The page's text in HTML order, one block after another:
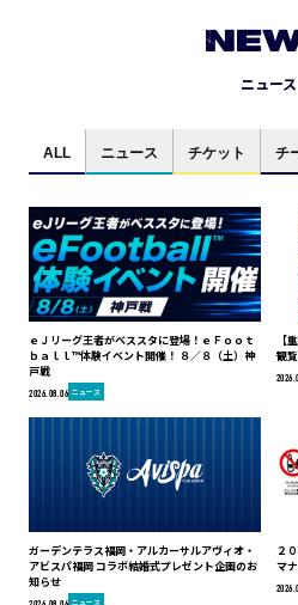
ニュース
ALL ニュース チケット チ
ｅＪリーグ王者がベススタに登場！ｅＦｏｏｔ
ｂａｌｌ™体験イベント開催！ ８／８（土）神
戸戦
2026.08.06 ニュース
【
観
ガーデンテラス福岡・アルカーサルアヴィオ・
アビスパ福岡 コラボ結婚式プレゼント企画のお
知らせ
ニュース
２
マ